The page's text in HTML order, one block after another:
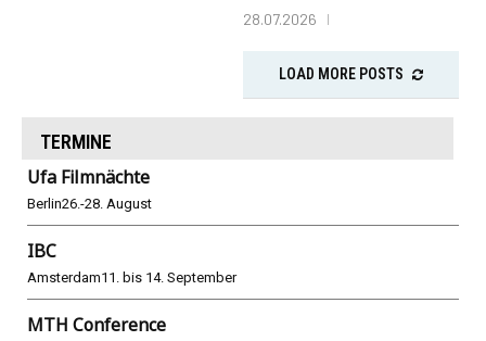
28.07.2026
LOAD MORE POSTS
TERMINE
Ufa Filmnächte
Berlin26.-28. August
IBC
Amsterdam11. bis 14. September
MTH Conference